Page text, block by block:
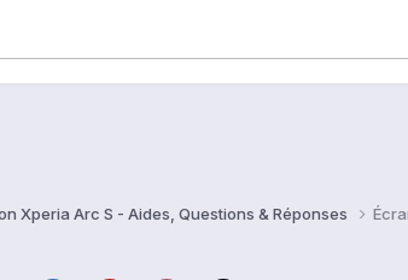
Xperia Arc S - Aides, Questions & Réponses